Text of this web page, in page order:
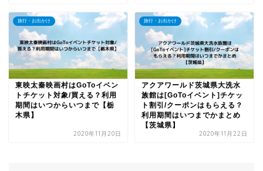
旅行・お出かけ
東映太秦映画村はGoToイベン
トチケット対象/買える？利用
期間はいつからいつまで【栃
木県】
2020年11月20日
旅行・お出かけ
アクアワールド茨城県大洗水
族館は[GoToイベント]チケッ
ト割引/クーポンはもらえる？
利用期間はいつまでかまとめ
【茨城県】
2020年11月22日